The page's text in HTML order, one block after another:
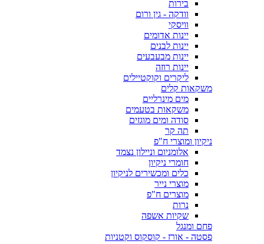
בירות
וודקה - גין ורום
וויסקי
יינות אדומים
יינות לבנים
יינות מבעבעים
יינות רוזה
ליקרים וקוקטיילים
משקאות קלים
מים מינרליים
משקאות בטעמים
סודה ומים מוגזים
תה קר
ניקיון ומוצרי ח"פ
אלומניום וניילון נצמד
חומרי ניקיון
כלים ומכשירים לניקיון
מוצרי נייר
מוצרים ח"פ
נרות
שקיות אשפה
פחם ומנגל
פסטה - אורז - קוסקוס וקטניות